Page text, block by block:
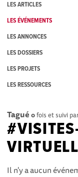
LES ARTICLES
LES ÉVÉNEMENTS
LES ANNONCES
LES DOSSIERS
LES PROJETS
LES RESSOURCES
Tagué 0fois et suivi
Il n'y a aucun